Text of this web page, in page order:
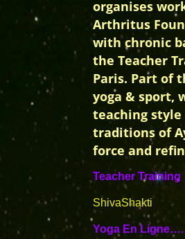
organises
Arthritus
with chronic
the Teacher
Paris. Part of
yoga & sport,
teaching style
traditions of
force and
Teacher Training
ShivaShakti
Yoga En Ligne….